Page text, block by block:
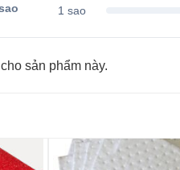
1 sao
sản phẩm này.
thể.
được
chọn